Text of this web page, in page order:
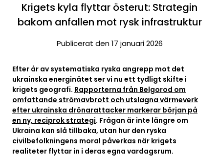
Krigets kyla flyttar österut: Strategin
bakom anfallen mot rysk infrastruktur
Publicerat den 17 januari 2026
Efter år av systematiska ryska angrepp mot det
ukrainska energinätet ser vi nu ett tydligt skifte i
krigets geografi. Rapporterna från Belgorod om
omfattande strömavbrott och utslagna värmeverk
efter ukrainska drönarattacker markerar början på
en ny, reciprok strategi. Frågan är inte längre om
Ukraina kan slå tillbaka, utan hur den ryska
civilbefolkningens moral påverkas när krigets
realiteter flyttar in i deras egna vardagsrum.